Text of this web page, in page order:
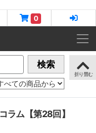
0
検索
ラム【第28回】